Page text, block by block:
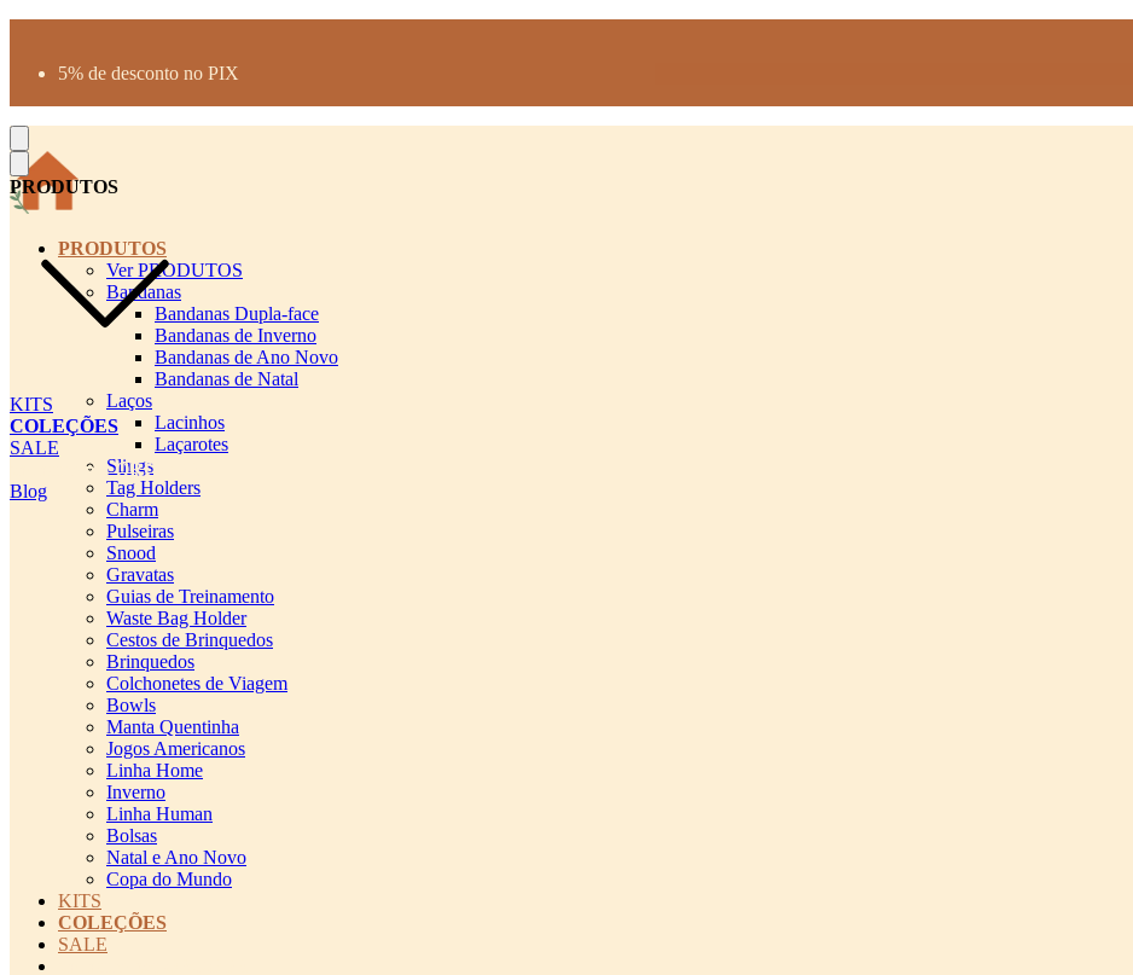
5% de desconto no PIX
PRODUTOS
KITS
COLEÇÕES
SALE
cadastro pet QRCODE
Blog
PRODUTOS
Ver PRODUTOS
Bandanas
Bandanas Dupla-face
Bandanas de Inverno
Bandanas de Ano Novo
Bandanas de Natal
Laços
Lacinhos
Laçarotes
Slings
Tag Holders
Charm
Pulseiras
Snood
Gravatas
Guias de Treinamento
Waste Bag Holder
Cestos de Brinquedos
Brinquedos
Colchonetes de Viagem
Bowls
Manta Quentinha
Jogos Americanos
Linha Home
Inverno
Linha Human
Bolsas
Natal e Ano Novo
Copa do Mundo
KITS
COLEÇÕES
SALE